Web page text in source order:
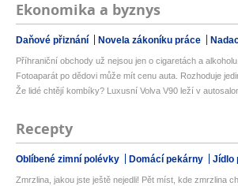
Ekonomika a byznys
Daňové přiznání Novela zákoníku práce
Příhraniční obchody už nejsou jen o cigaretách a
Fotoaparát po dědovi může mít cenu auta. Rozhoduje
Že lidé chtějí kombíky? Luxusní Volva V90 leží v
Recepty
Oblíbené zimní polévky Domácí pekárny Jídlo
Zmrzlina, jakou jste ještě nejedli! Pět míst, kde zmrzlina